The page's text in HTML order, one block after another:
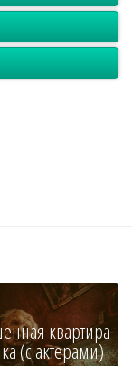
квартира
(с актерами)